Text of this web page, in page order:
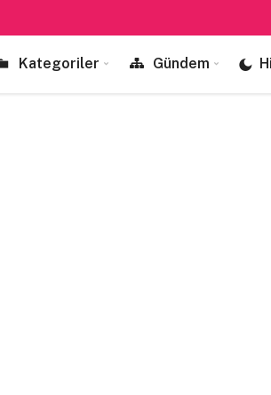
Kategoriler Gündem